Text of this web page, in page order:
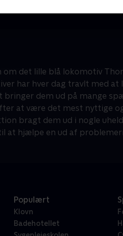
det lille blå lokomotiv
har hver dag travlt med at
dem ud på mange
at være det mest nyttige
bragt dem ud i nogle
at hjælpe en ud af
Populært
Klovn
Badehotellet